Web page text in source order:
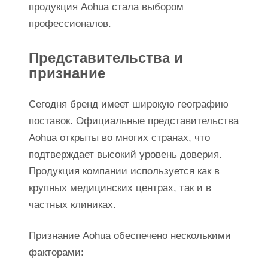
продукция Aohua стала выбором
профессионалов.
Представительства и
признание
Сегодня бренд имеет широкую географию
поставок. Официальные представительства
Aohua открыты во многих странах, что
подтверждает высокий уровень доверия.
Продукция компании используется как в
крупных медицинских центрах, так и в
частных клиниках.
Признание Aohua обеспечено несколькими
факторами: